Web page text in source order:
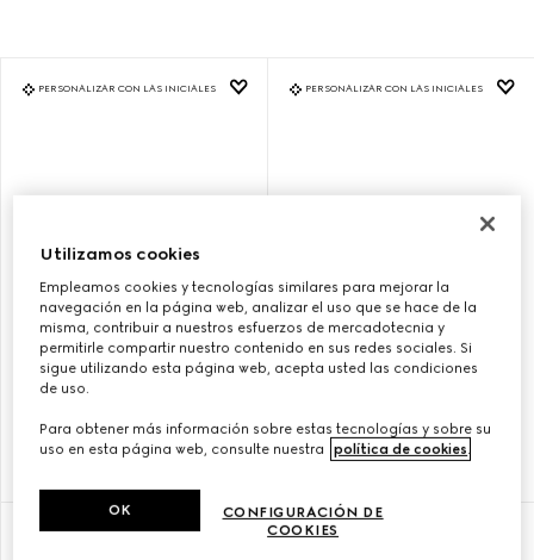
PERSONALIZAR CON LAS INICIALES
BOLSO GUCCI BAMBOO 1947
TAMAÑO PEQUEÑO
PERSONALIZAR CON LAS INICIALES
BOLSO GUCCI BAMBOO 1947
PERSONALIZAR CON LAS INICIALES
Utilizamos cookies
Empleamos cookies y tecnologías similares para mejorar la
navegación en la página web, analizar el uso que se hace de la
misma, contribuir a nuestros esfuerzos de mercadotecnia y
permitirle compartir nuestro contenido en sus redes sociales. Si
sigue utilizando esta página web, acepta usted las condiciones
de uso.
Para obtener más información sobre estas tecnologías y sobre su
uso en esta página web, consulte nuestra
política de cookies.
CONFIGURACIÓN DE
COOKIES
OK